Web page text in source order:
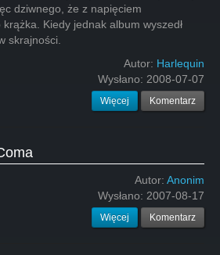
dziwnego, że z napięciem
Kiedy jednak album wyszedł
skrajności.
Autor: Harlequin
Wysłano: 2008-07-07
Więcej Komentarz
Autor: Anonim
Wysłano: 2007-08-17
Więcej Komentarz